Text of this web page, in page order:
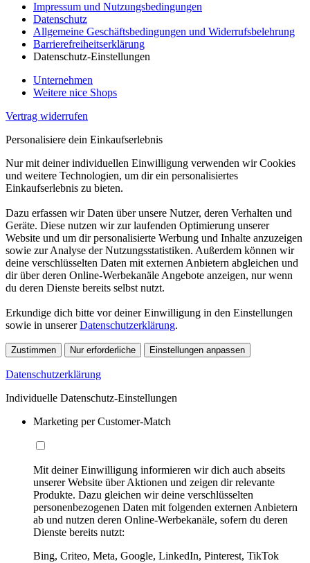
Impressum und Nutzungsbedingungen
Datenschutz
Allgemeine Geschäftsbedingungen und Widerrufsbelehrung
Barrierefreiheitserklärung
Datenschutz-Einstellungen
Unternehmen
Weitere nice Shops
Vertrag widerrufen
Personalisiere dein Einkaufserlebnis
Nur mit deiner individuellen Einwilligung verwenden wir Cookies
und weitere Technologien, um dir ein personalisiertes
Einkaufserlebnis zu bieten.
Dazu erfassen wir Daten über unsere Nutzer, deren Verhalten und
Geräte. Diese nutzen wir zur laufenden Optimierung unserer
Website und um dir personalisierte Werbung und Inhalte anzuzeigen
sowie zur Analyse der Nutzungsstatistiken. Außerdem können wir
deine verschlüsselten Daten mit externen Anbietern abgleichen und
dir über deren Online-Werbekanäle Angebote anzeigen, nur wenn
du deren Dienste bereits selbst nutzt.
Erkundige dich bitte vor deiner Einwilligung in den Einstellungen
sowie in unsererDatenschutzerklärung.
Zustimmen Nur erforderliche Einstellungen anpassen
Datenschutzerklärung
Individuelle Datenschutz-Einstellungen
Marketing per Customer-Match
Mit deiner Einwilligung informieren wir dich auch abseits
unserer Website über Aktionen und zeigen dir relevante
Produkte. Dazu gleichen wir deine verschlüsselten
personenbezogenen Daten mit folgenden externen Anbietern
ab und nutzen deren Online-Werbekanäle, sofern du deren
Dienste bereits nutzt:
Bing, Criteo, Meta, Google, LinkedIn, Pinterest, TikTok